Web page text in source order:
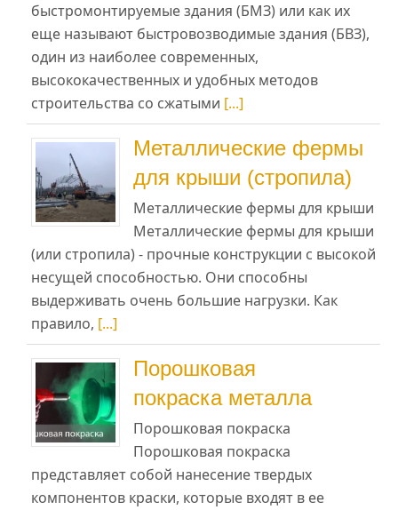
быстромонтируемые здания (БМЗ) или как их
еще называют быстровозводимые здания (БВЗ),
один из наиболее современных,
высококачественных и удобных методов
строительства со сжатыми [...]
Металлические фермы
для крыши (стропила)
Металлические фермы для крыши
Металлические фермы для крыши
(или стропила) - прочные конструкции с высокой
несущей способностью. Они способны
выдерживать очень большие нагрузки. Как
правило, [...]
Порошковая
покраска металла
Порошковая покраска
Порошковая покраска
представляет собой нанесение твердых
компонентов краски, которые входят в ее